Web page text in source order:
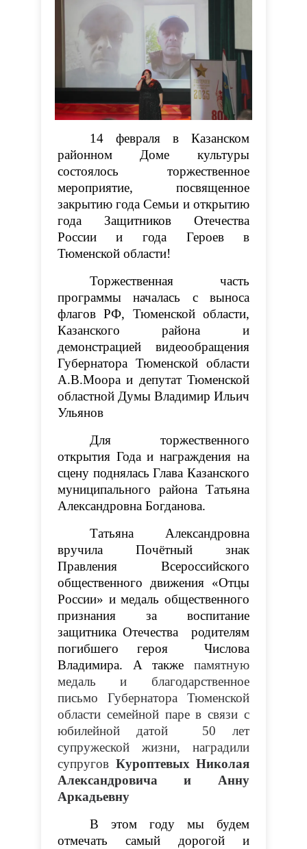
14 февраля в Казанском
районном Доме культуры
состоялось торжественное
мероприятие, посвященное
закрытию года Семьи и открытию
года Защитников Отечества
России и года Героев в
Тюменской области!
Торжественная часть
программы началась с выноса
флагов РФ, Тюменской области,
Казанского района и
демонстрацией видеообращения
Губернатора Тюменской области
А.В.Моора и депутат Тюменской
областной Думы Владимир Ильич
Ульянов
Для торжественного
открытия Года и награждения на
сцену поднялась Глава Казанского
муниципального района Татьяна
Александровна Богданова.
Татьяна Александровна
вручила Почётный знак
Правления Всероссийского
общественного движения «Отцы
России» и медаль общественного
признания за воспитание
защитника Отечества родителям
погибшего героя Числова
Владимира. А такжепамятную
медаль и благодарственное
письмо Губернатора Тюменской
области семейной паре в связи с
юбилейной датой 50 лет
супружеской жизни, наградили
супругов Куроптевых Николая
Александровича и Анну
Аркадьевну
В этом году мы будем
отмечать самый дорогой и